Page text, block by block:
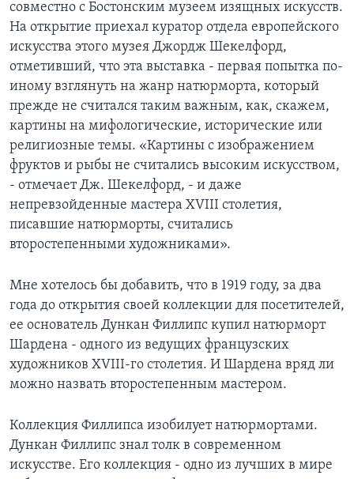
совместно с Бостонским музеем изящных искусств.
На открытие приехал куратор отдела европейского
искусства этого музея Джордж Шекелфорд,
отметивший, что эта выставка - первая попытка по-
иному взглянуть на жанр натюрморта, который
прежде не считался таким важным, как, скажем,
картины на мифологические, исторические или
религиозные темы. «Картины с изображением
фруктов и рыбы не считались высоким искусством,
- отмечает Дж. Шекелфорд, - и даже
непревзойденные мастера XVIII столетия,
писавшие натюрморты, считались
второстепенными художниками».
Мне хотелось бы добавить, что в 1919 году, за два
года до открытия своей коллекции для посетителей,
ее основатель Дункан Филлипс купил натюрморт
Шардена - одного из ведущих французских
художников XVIII-го столетия. И Шардена вряд ли
можно назвать второстепенным мастером.
Коллекция Филлипса изобилует натюрмортами.
Дункан Филлипс знал толк в современном
искусстве. Его коллекция - одно из лучших в мире